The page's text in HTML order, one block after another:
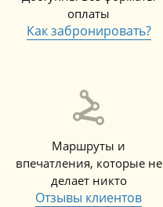
оплаты
Как забронировать?
Маршруты и
впечатления, которые не
делает никто
Отзывы клиентов